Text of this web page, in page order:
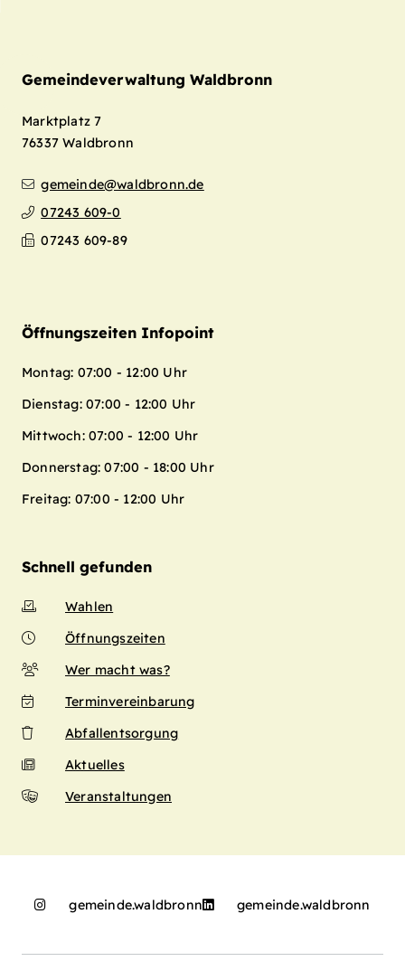
Gemeindeverwaltung Waldbronn
Marktplatz 7
76337 Waldbronn
gemeinde@waldbronn.de
07243 609-0
07243 609-89
Öffnungszeiten Infopoint
Montag: 07:00 - 12:00 Uhr
Dienstag: 07:00 - 12:00 Uhr
Mittwoch: 07:00 - 12:00 Uhr
Donnerstag: 07:00 - 18:00 Uhr
Freitag: 07:00 - 12:00 Uhr
Schnell gefunden
Wahlen
Öffnungszeiten
Wer macht was?
Terminvereinbarung
Abfallentsorgung
Aktuelles
Veranstaltungen
gemeinde.waldbronn gemeinde.waldbronn